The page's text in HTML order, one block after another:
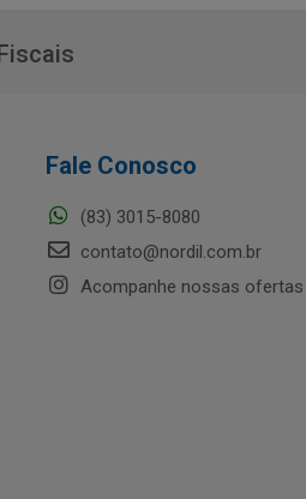
Fale Conosco
(83) 3015-8080
contato@nordil.com.br
Acompanhe nossas ofertas